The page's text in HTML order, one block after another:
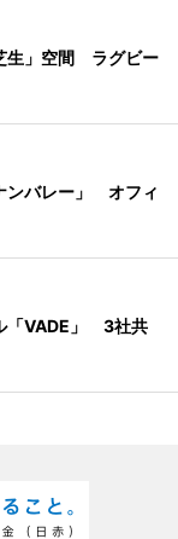
生」空間 ラグビー
ンバレー」 オフィ
「VADE」 3社共